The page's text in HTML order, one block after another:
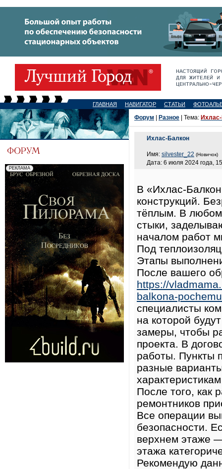
ГЛАВНАЯ НАВИГАТОР СТАТЬИ
Форум Разное | Тема:
Ихлас-Балкон
Имя: silvester_22 (Новичок)
Дата: 6 июля 2024 года,
В «Ихлас-
конструкций.
тёплым. В любом
стыки,
началом работ
Под
Этапы
После вашего
https://
balkona-
специалисты
на которой
замеры, чтобы
проекта. В
работы. Пункты
разные
После того, как
ремонтников
Все операции
безопасности.
верхнем этаже
этажа
Рекомендую